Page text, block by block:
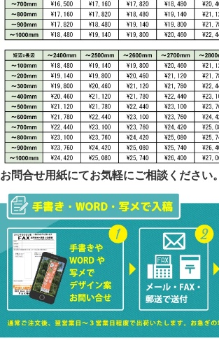
お問合せ用紙にてお気軽にご相談ください。